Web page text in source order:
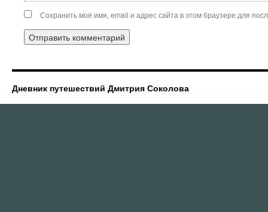
Сохранить моё имя, email и адрес сайта в этом браузере для
Дневник путешествий Дмитрия Соколова